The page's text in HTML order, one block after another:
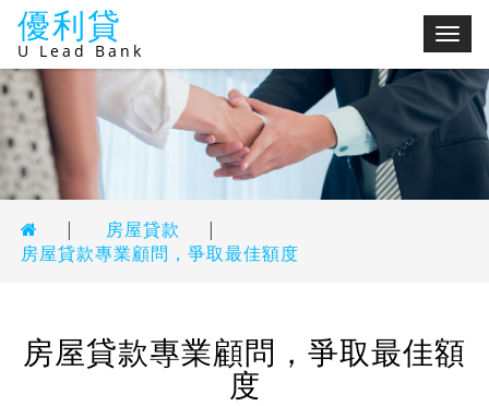
切
選
單
優利貸
U Lead Bank
| 房屋貸款
|
房屋貸款專業顧問，爭取最佳額度
房屋貸款專業顧問，爭取最佳額
度